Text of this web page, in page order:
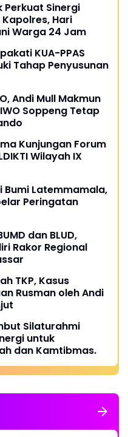
Perkuat Sinergi
Hari
Warga 24 Jam
KUA-PPAS
Tahap Penyusunan
Andi Mull Makmun
Soppeng Tetap
Kunjungan Forum
Wilayah IX
Bumi Latemmamala,
Peringatan
dan BLUD,
Rakor Regional
TKP, Kasus
Rusman oleh Andi
Silaturahmi
untuk
dan Kamtibmas.